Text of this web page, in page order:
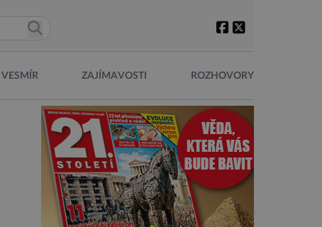
VESMÍR ZAJÍMAVOSTI ROZHOVORY